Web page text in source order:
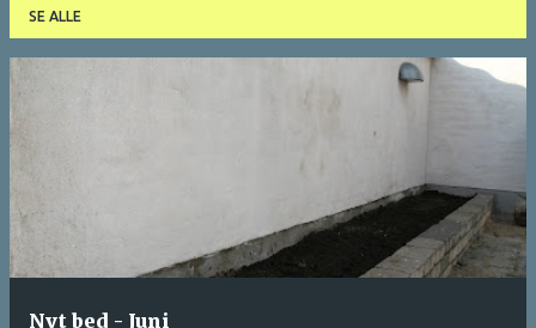
SE ALLE
O
p
g
Nyt bed - Juni